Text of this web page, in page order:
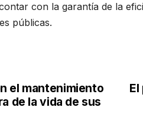
con la garantía de la
públicas.
el mantenimiento
de la vida de sus